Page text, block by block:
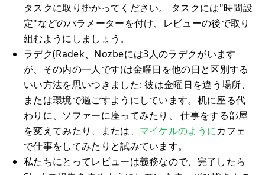
タスクに取り掛かってください。 タスクには"時間設
定"などのパラメーターを付け、レビューの後で取り
組むようにしましょう。
ラデク(Radek、Nozbeには3人のラデクがいます
が、その内の一人です)は金曜日を他の日と区別する
いい方法を思いつきました: 彼は金曜日を違う場所、
または環境で過ごすようにしています。机に座る代
わりに、ソファーに座ってみたり、 仕事をする部屋
を変えてみたり、または、 マイケルのようにカフェ
で仕事をしてみたりと試みています。
私たちにとってレビューは義務なので、完了したら